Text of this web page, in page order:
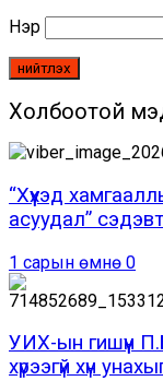
Нэр
Холбоотой
“Хүүхэд
асуудал”
1 сарын өмнө 0
УИХ-ын гишүүн
хүрээгүй хүн